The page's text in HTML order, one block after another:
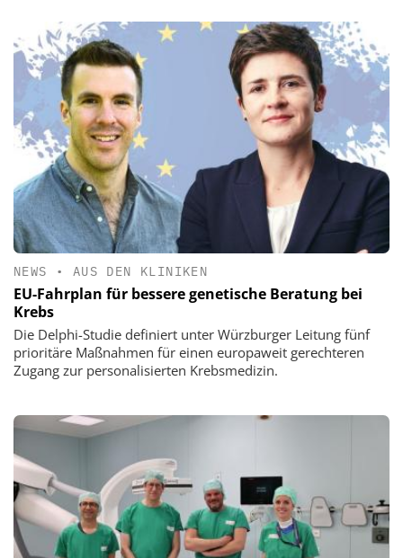
NEWS • AUS DEN KLINIKEN
EU-Fahrplan für bessere genetische Beratung bei
Krebs
Die Delphi-Studie definiert unter Würzburger Leitung fünf
prioritäre Maßnahmen für einen europaweit gerechteren
Zugang zur personalisierten Krebsmedizin.